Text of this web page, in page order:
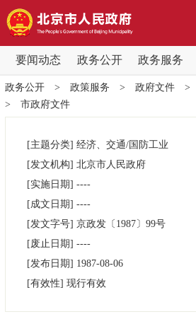
要闻动态 政务公开 政务服务
要闻动态
党中央精神 国务院信息
各区热点
市领导
政务公开> 政策服务 > 政府文件>
> 市政府文件
[主题分类] 经济、交通/国防工业
[发文机构] 北京市人民政府
[实施日期] ----
[成文日期] ----
[发文字号] 京政发〔1987〕 99号
[废止日期] ----
[发布日期] 1987-08-06
[有效性] 现行有效